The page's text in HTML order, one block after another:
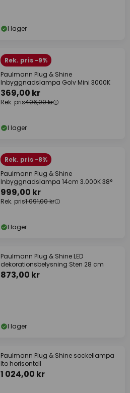
I lager
Rek. pris -9%
Paulmann Plug & Shine
Inbyggnadslampa Golv Mini 3000K
369,00 kr
Rek. pris406,00 kr
I lager
Rek. pris -8%
Paulmann Plug & Shine
Inbyggnadslampa 14cm 3.000K 38°
999,00 kr
Rek. pris1 091,00 kr
I lager
Paulmann Plug & Shine LED
dekorationsbelysning Sten 28 cm
873,00 kr
I lager
Paulmann Plug & Shine sockellampa
Ito horisontell
1 024,00 kr